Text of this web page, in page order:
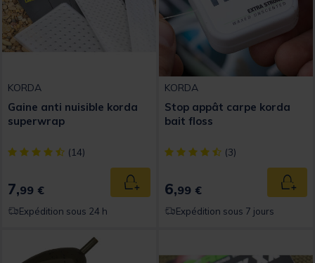
KORDA
Gaine anti nuisible korda
superwrap
[object Object] out of 5 Customer Rating
(14)
7,99 € Ajouter au panier
Expédition sous 24 h
KORDA
Stop appât carpe korda
bait floss
[object Object] out of 5
(3)
6,99 €
Expédition sous 7 jours